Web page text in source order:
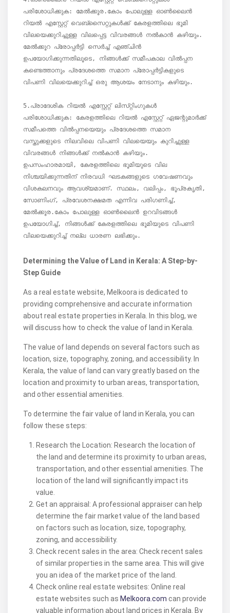
പരിശോധിക്കുക: മേൽക്കൂര.കോം പോലുള്ള ഓൺലൈൻ
റിയൽ എസ്റ്റേറ്റ് വെബ്‌സൈറ്റുകൾക്ക് കേരളത്തിലെ ഭൂമി
വിലയെക്കുറിച്ചുള്ള വിലപ്പെട്ട വിവരങ്ങൾ നൽകാൻ കഴിയും.
മേൽക്കൂറ പ്രോപ്പർട്ടി സെർച്ച് എഞ്ചിൻ
ഉപയോഗിക്കുന്നതിലൂടെ, നിങ്ങൾക്ക് സമീപകാല വിൽപ്പന
കണ്ടെത്താനും പ്രദേശത്തെ സമാന പ്രോപ്പർട്ടികളുടെ
വിപണി വിലയെക്കുറിച്ച് ഒരു ആശയം നേടാനും കഴിയും.
5.പ്രാദേശിക റിയൽ എസ്റ്റേറ്റ് ലിസ്‌റ്റിംഗുകൾ
പരിശോധിക്കുക: കേരളത്തിലെ റിയൽ എസ്റ്റേറ്റ് ഏജന്റുമാർക്ക്
സമീപത്തെ വിൽപ്പനയെയും പ്രദേശത്തെ സമാന
വസ്തുക്കളുടെ നിലവിലെ വിപണി വിലയെയും കുറിച്ചുള്ള
വിവരങ്ങൾ നിങ്ങൾക്ക് നൽകാൻ കഴിയും.
ഉപസംഹാരമായി, കേരളത്തിലെ ഭൂമിയുടെ വില
നിശ്ചയിക്കുന്നതിന് നിരവധി ഘടകങ്ങളുടെ ഗവേഷണവും
വിശകലനവും ആവശ്യമാണ്. സ്ഥലം, വലിപ്പം, ഭൂപ്രകൃതി,
സോണിംഗ്, പ്രവേശനക്ഷമത എന്നിവ പരിഗണിച്ച്,
മേൽക്കൂര.കോം പോലുള്ള ഓൺലൈൻ ഉറവിടങ്ങൾ
ഉപയോഗിച്ച്, നിങ്ങൾക്ക് കേരളത്തിലെ ഭൂമിയുടെ വിപണി
Determining the Value of Land in Kerala: A Step-by-
Step Guide
As a real estate website, Melkoora is dedicated to
providing comprehensive and accurate information
about real estate properties in Kerala. In this blog, we
will discuss how to check the value of land in Kerala.
The value of land depends on several factors such as
location, size, topography, zoning, and accessibility. In
Kerala, the value of land can vary greatly based on the
location and proximity to urban areas, transportation,
and other essential amenities.
To determine the fair value of land in Kerala, you can
follow these steps:
Research the Location: Research the location of
the land and determine its proximity to urban areas,
transportation, and other essential amenities. The
location of the land will significantly impact its
value.
Get an appraisal: A professional appraiser can help
determine the fair market value of the land based
on factors such as location, size, topography,
zoning, and accessibility.
Check recent sales in the area: Check recent sales
of similar properties in the same area. This will give
you an idea of the market price of the land.
Check online real estate websites: Online real
estate websites such as Melkoora.com can provide
valuable information about land prices in Kerala. By